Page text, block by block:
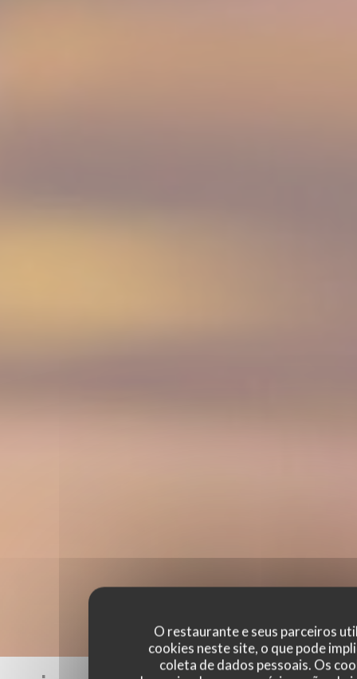
O restaurante e seus parceiros
cookies neste site, o que pode
coleta de dados pessoais. Os